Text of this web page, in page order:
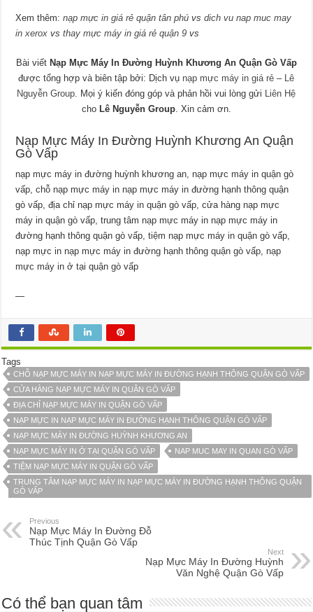
Xem thêm:nạp mực in giá rẻ quận tân phú vsdich vu nap muc may
in xerox vsthay mực máy in giá rẻ quận 9 vs
Bài viết Nạp Mực Máy In Đường Huỳnh Khương An Quận Gò Vấp
được tổng hợp và biên tập bởi: Dịch vụ nạp mực máy in giá rẻ – Lê
Nguyễn Group. Mọi ý kiến đóng góp và phản hồi vui lòng gửi Liên Hệ
cho Lê Nguyễn Group. Xin cảm ơn.
Nạp Mực Máy In Đường Huỳnh Khương An Quận
Gò Vấp
nạp mực máy in đường huỳnh khương an, nạp mực máy in quận gò
vấp, chỗ nạp mực máy in nạp mực máy in đường hạnh thông quận
gò vấp, địa chỉ nạp mực máy in quận gò vấp, cửa hàng nạp mực
máy in quận gò vấp, trung tâm nạp mực máy in nạp mực máy in
đường hạnh thông quận gò vấp, tiệm nạp mực máy in quận gò vấp,
nạp mực in nạp mực máy in đường hạnh thông quận gò vấp, nạp
mực máy in ở tại quận gò vấp
—
Tags
CHỖ NẠP MỰC MÁY IN NẠP MỰC MÁY IN ĐƯỜNG HẠNH THÔNG QUẬN GÒ VẤP
CỬA HÀNG NẠP MỰC MÁY IN QUẬN GÒ VẤP
ĐỊA CHỈ NẠP MỰC MÁY IN QUẬN GÒ VẤP
NẠP MỰC IN NẠP MỰC MÁY IN ĐƯỜNG HẠNH THÔNG QUẬN GÒ VẤP
NẠP MỰC MÁY IN ĐƯỜNG HUỲNH KHƯƠNG AN
NẠP MỰC MÁY IN Ở TẠI QUẬN GÒ VẤP
NAP MUC MAY IN QUAN GÒ VẤP
TIỆM NẠP MỰC MÁY IN QUẬN GÒ VẤP
TRUNG TÂM NẠP MỰC MÁY IN NẠP MỰC MÁY IN ĐƯỜNG HẠNH THÔNG QUẬN
GÒ VẤP
Previous
Nạp Mực Máy In Đường Đỗ
Thúc Tịnh Quận Gò Vấp
Next
Nạp Mực Máy In Đường Huỳnh
Văn Nghệ Quận Gò Vấp
Có thể bạn quan tâm